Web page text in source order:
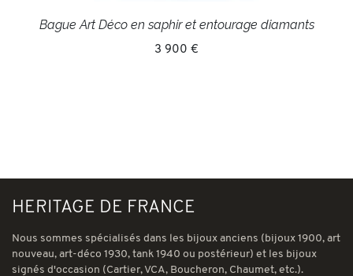
Bague Art Déco en saphir et entourage diamants
3 900 €
HERITAGE DE FRANCE
Nous sommes spécialisés dans les bijoux anciens (bijoux 1900, art
nouveau, art-déco 1930, tank 1940 ou postérieur) et les bijoux
signés d'occasion (Cartier, VCA, Boucheron, Chaumet, etc.).